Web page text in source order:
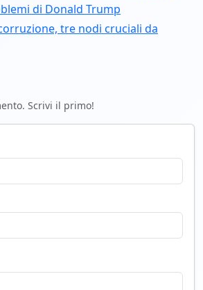
di Donald Trump
tre nodi cruciali da
Scrivi il primo!